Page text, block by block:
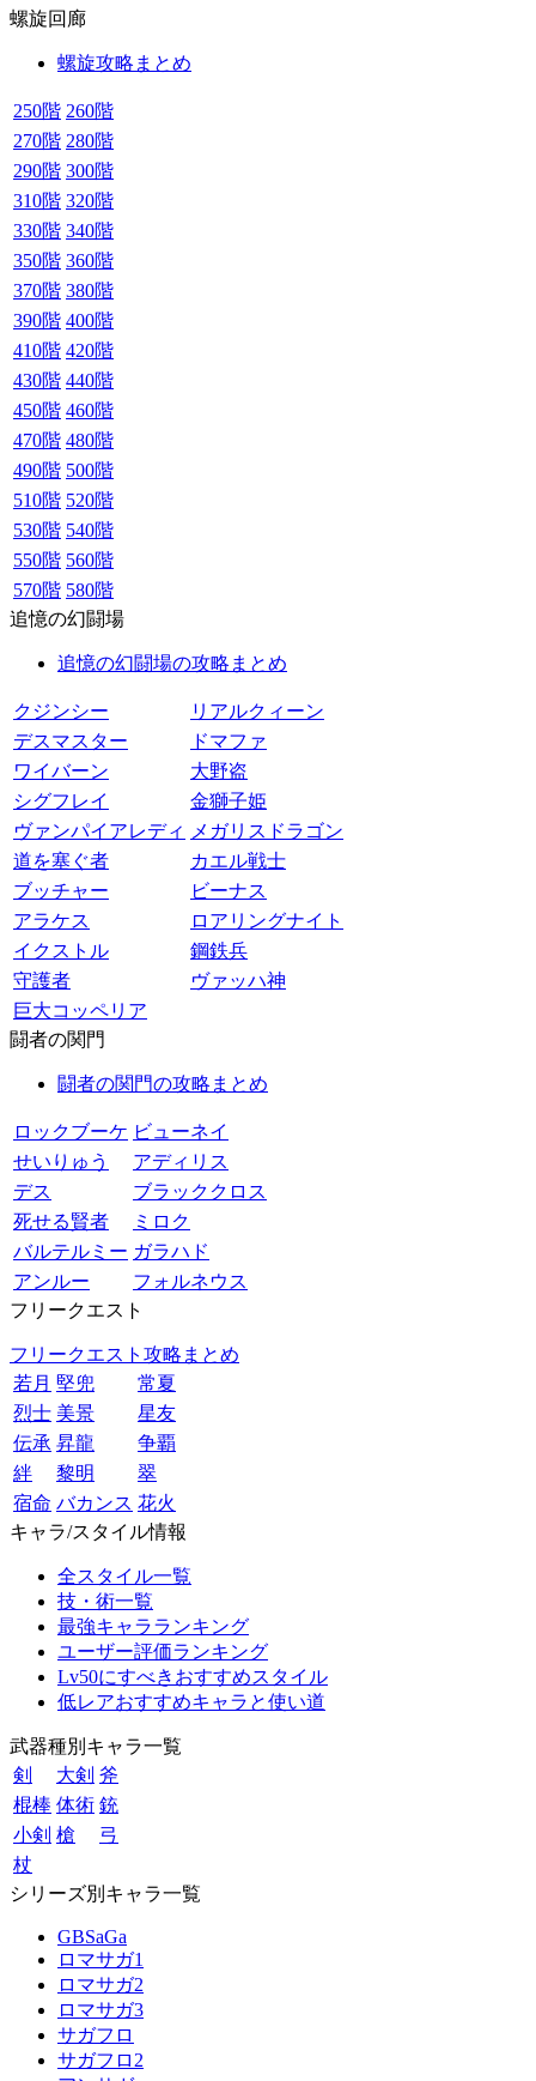
螺旋回廊
螺旋攻略まとめ
250階 260階
270階 280階
290階 300階
310階 320階
330階 340階
350階 360階
370階 380階
390階 400階
410階 420階
430階 440階
450階 460階
470階 480階
490階 500階
510階 520階
530階 540階
550階 560階
570階 580階
追憶の幻闘場
追憶の幻闘場の攻略まとめ
クジンシー
リアルクィーン
デスマスター
ドマファ
ワイバーン
大野盗
シグフレイ
金獅子姫
ヴァンパイアレディ
メガリスドラゴン
道を塞ぐ者
カエル戦士
ブッチャー
ビーナス
アラケス
ロアリングナイト
イクストル
鋼鉄兵
守護者
ヴァッハ神
巨大コッペリア
闘者の関門
闘者の関門の攻略まとめ
ロックブーケ ビューネイ
せいりゅう
アディリス
デス
ブラッククロス
死せる賢者
ミロク
バルテルミー ガラハド
アンルー
フォルネウス
フリークエスト
フリークエスト攻略まとめ
若月 堅兜
常夏
烈士 美景
星友
伝承 昇龍
争覇
絆
黎明
翠
宿命 バカンス 花火
キャラ/スタイル情報
全スタイル一覧
技・術一覧
最強キャラランキング
ユーザー評価ランキング
Lv50にすべきおすすめスタイル
低レアおすすめキャラと使い道
武器種別キャラ一覧
剣
大剣 斧
棍棒 体術 銃
小剣 槍
弓
杖
シリーズ別キャラ一覧
GBSaGa
ロマサガ1
ロマサガ2
ロマサガ3
サガフロ
サガフロ2